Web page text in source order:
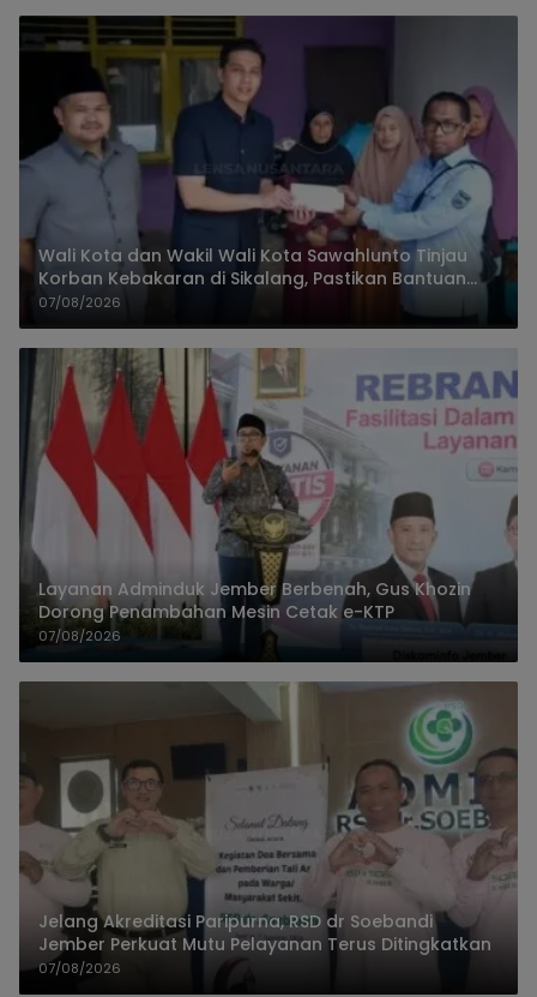
Wali Kota dan Wakil Wali Kota Sawahlunto Tinjau
Korban Kebakaran di Sikalang, Pastikan Bantuan
dan Perkuat Mitigasi Bencana
07/08/2026
Layanan Adminduk Jember Berbenah, Gus Khozin
Dorong Penambahan Mesin Cetak e-KTP
07/08/2026
Jelang Akreditasi Paripurna, RSD dr Soebandi
Jember Perkuat Mutu Pelayanan Terus Ditingkatkan
07/08/2026